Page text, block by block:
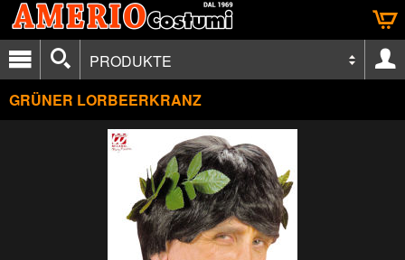
PRODUKTE
GRÜNER LORBEERKRANZ